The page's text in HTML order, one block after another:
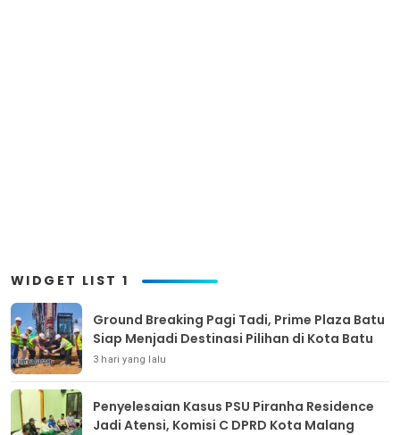
WIDGET LIST 1
Ground Breaking Pagi Tadi, Prime Plaza Batu
Siap Menjadi Destinasi Pilihan di Kota Batu
3 hari yang lalu
Penyelesaian Kasus PSU Piranha Residence
Jadi Atensi, Komisi C DPRD Kota Malang